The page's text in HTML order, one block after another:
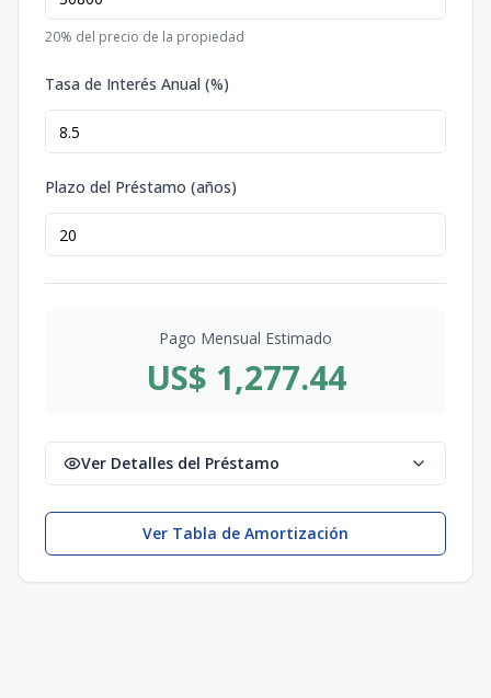
20% del precio de la propiedad
Tasa de Interés Anual (%)
Plazo del Préstamo (años)
Pago Mensual Estimado
US$ 1,277.44
Ver Detalles del Préstamo
Ver Tabla de Amortización